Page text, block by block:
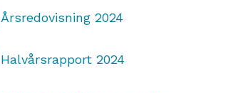
Årsredovisning 2024
Halvårsrapport 2024